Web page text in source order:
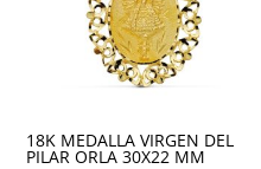
18K MEDALLA VIRGEN DEL
PILAR ORLA 30X22 MM